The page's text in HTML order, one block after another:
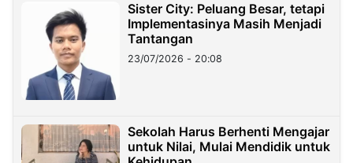
Sister City: Peluang Besar, tetapi
Implementasinya Masih Menjadi
Tantangan
23/07/2026 - 20:08
Sekolah Harus Berhenti Mengajar
untuk Nilai, Mulai Mendidik untuk